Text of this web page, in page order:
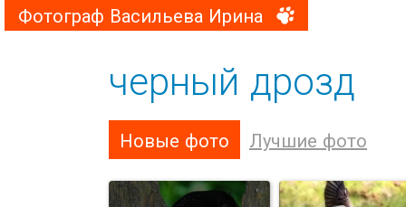
Фотограф Васильева Ирина
черный дрозд
Новые фото Лучшие фото